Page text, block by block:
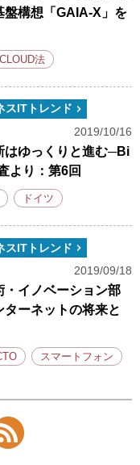
盤構想「GAIA-X」を
CLOUD法
スITトレンド
2019/10/16
はゆっくりと進む─Bi
より：第6回
ドイツ
スITトレンド
2019/09/18
・イノベーション部
ターネットの将来と
スマートフォン